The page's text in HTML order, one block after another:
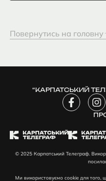
Повернутись на головну
“КАРПАТСЬКИЙ
F
a
b
o
-
I
n
s
a
r
a
m
© 2025 Карпатський Телеграф.
Ми використовуємо cookie для того,